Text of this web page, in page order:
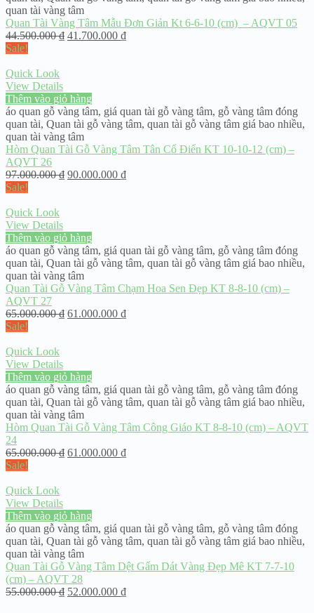
quan tài vàng tâm
Quan Tài Vàng Tâm Mẫu Đơn Giản Kt 6-6-10 (cm) – AQVT 05
44.500.000₫ 41.700.000 ₫
Sale!
Quick Look
View Details
Thêm vào giỏ hàng
áo quan gỗ vàng tâm, giá quan tài gỗ vàng tâm, gỗ vàng tâm đóng
quan tài, Quan tài gỗ vàng tâm, quan tài gỗ vàng tâm giá bao nhiều,
quan tài vàng tâm
Hòm Quan Tài Gỗ Vàng Tâm Tân Cổ Điển KT 10-10-12 (cm) –
AQVT 26
97.000.000₫ 90.000.000 ₫
Sale!
Quick Look
View Details
Thêm vào giỏ hàng
áo quan gỗ vàng tâm, giá quan tài gỗ vàng tâm, gỗ vàng tâm đóng
quan tài, Quan tài gỗ vàng tâm, quan tài gỗ vàng tâm giá bao nhiều,
quan tài vàng tâm
Quan Tài Gỗ Vàng Tâm Chạm Hoa Sen Đẹp KT 8-8-10 (cm) –
AQVT 27
65.000.000₫ 61.000.000 ₫
Sale!
Quick Look
View Details
Thêm vào giỏ hàng
áo quan gỗ vàng tâm, giá quan tài gỗ vàng tâm, gỗ vàng tâm đóng
quan tài, Quan tài gỗ vàng tâm, quan tài gỗ vàng tâm giá bao nhiều,
quan tài vàng tâm
Hòm Quan Tài Gỗ Vàng Tâm Công Giáo KT 8-8-10 (cm) – AQVT
24
65.000.000₫ 61.000.000 ₫
Sale!
Quick Look
View Details
Thêm vào giỏ hàng
áo quan gỗ vàng tâm, giá quan tài gỗ vàng tâm, gỗ vàng tâm đóng
quan tài, Quan tài gỗ vàng tâm, quan tài gỗ vàng tâm giá bao nhiều,
quan tài vàng tâm
Quan Tài Gỗ Vàng Tâm Dệt Gấm Dát Vàng Đẹp Mê KT 7-7-10
(cm) – AQVT 28
55.000.000₫ 52.000.000 ₫